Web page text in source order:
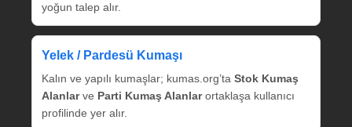
yoğun talep alır.
Yelek / Pardesü Kumaşı
Kalın ve yapılı kumaşlar; kumas.org’ta Stok Kumaş
Alanlarve Parti Kumaş Alanlarortaklaşa kullanıcı
profilinde yer alır.